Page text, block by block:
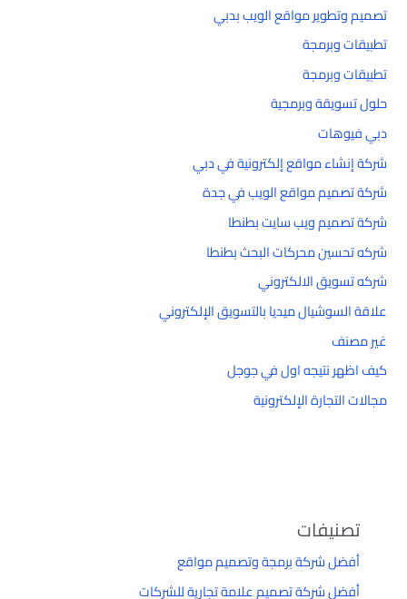
تصميم وتطوير مواقع الويب بدبي
تطبيقات وبرمجة
تطبيقات وبرمجة
حلول تسويقة وبرمجية
دبي فيوهات
شركة إنشاء مواقع إلكترونية في دبي
شركة تصميم مواقع الويب في جدة
شركة تصميم ويب سايت بطنطا
شركه تحسين محركات البحث بطنطا
شركه تسويق الالكتروني
علاقة السوشيال ميديا بالتسويق الإلكتروني
غير مصنف
كيف اظهر نتيجه اول في جوجل
مجالات التجارة الإلكترونية
تصنيفات
أفضل شركة برمجة وتصميم مواقع
أفضل شركة تصميم علامة تجارية للشركات